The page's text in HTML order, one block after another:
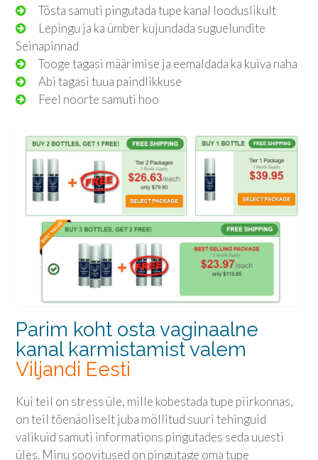
Tõsta samuti pingutada tupe kanal looduslikult
Lepingu ja ka ümber kujundada suguelundite
Seinapinnad
Tooge tagasi määrimise ja eemaldada ka kuiva naha
Abi tagasi tuua paindlikkuse
Feel noorte samuti hoo
Parim koht osta vaginaalne
kanal karmistamist valem
Viljandi Eesti
Kui teil on stress üle, mille kobestada tupe piirkonnas,
on teil tõenäoliselt juba möllitud suuri tehinguid
valikuid samuti informations pingutades seda uuesti
üles. Minu soovitused on pingutage oma tupe